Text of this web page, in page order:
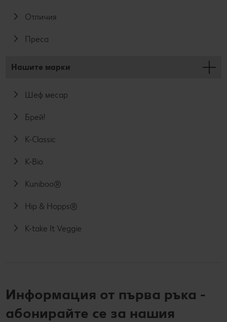
Отличия
Преса
Нашите марки
Шеф месар
Брей!
K-Classic
K-Bio
Kuniboo®
Hip & Hopps®
K-take It Veggie
Информация от първа ръка -
абонирайте се за нашия